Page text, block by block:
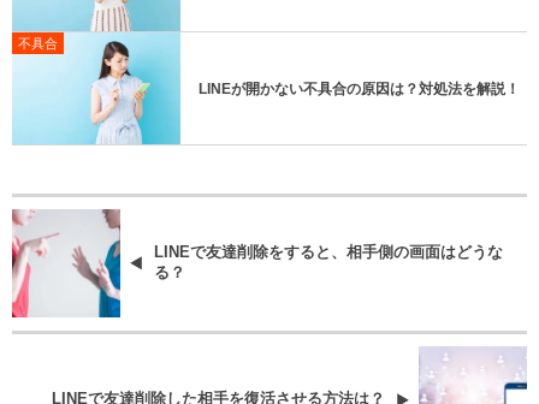
不具合
LINEが開かない不具合の原因は？対処法を解説！
LINEで友達削除をすると、相手側の画面はどうな
る？
LINEで友達削除した相手を復活させる方法は？